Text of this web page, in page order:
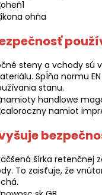
steny a vchody sú
Spĺňa normu
stanu.
šírka retenčnej
To zaisťuje, že